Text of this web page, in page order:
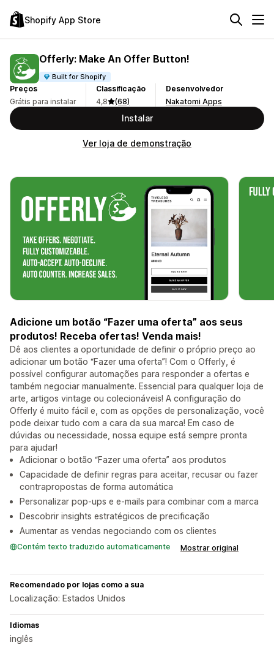
Shopify App Store
Offerly: Make An Offer Button!
Built for Shopify
Preços
Grátis para instalar
Classificação
4,8
(68)
Desenvolvedor
Nakatomi Apps
Instalar
Ver loja de demonstração
Adicione um botão “Fazer uma oferta” aos seus
produtos! Receba ofertas! Venda mais!
Dê aos clientes a oportunidade de definir o próprio preço ao
adicionar um botão “Fazer uma oferta”! Com o Offerly, é
possível configurar automações para responder a ofertas e
também negociar manualmente. Essencial para qualquer loja de
arte, artigos vintage ou colecionáveis! A configuração do
Offerly é muito fácil e, com as opções de personalização, você
pode deixar tudo com a cara da sua marca! Em caso de
dúvidas ou necessidade, nossa equipe está sempre pronta
para ajudar!
Adicionar o botão “Fazer uma oferta” aos produtos
Capacidade de definir regras para aceitar, recusar ou fazer
contrapropostas de forma automática
Personalizar pop-ups e e-mails para combinar com a marca
Descobrir insights estratégicos de precificação
Aumentar as vendas negociando com os clientes
Contém texto traduzido automaticamente Mostrar original
Recomendado por lojas como a sua
Localização: Estados Unidos
Idiomas
inglês